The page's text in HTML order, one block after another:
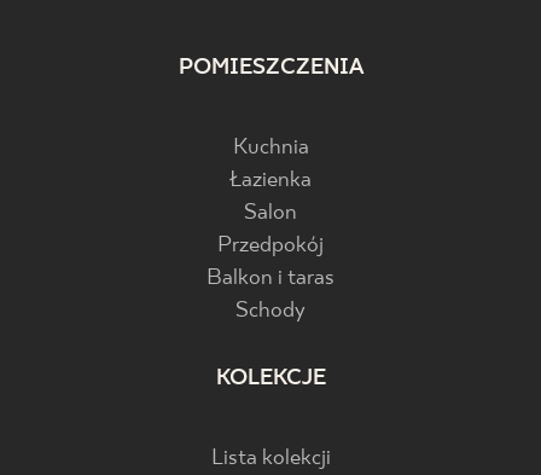
POMIESZCZENIA
Kuchnia
Łazienka
Salon
Przedpokój
Balkon i taras
Schody
KOLEKCJE
Lista kolekcji